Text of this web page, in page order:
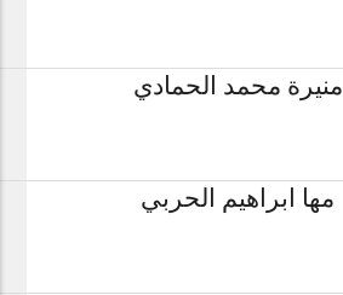
منيرة محمد الحمادي
مها ابراهيم الحربي